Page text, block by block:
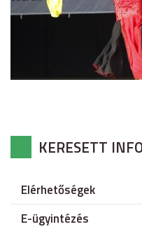
KERESETT
Elérhetőségek
E-ügyintézés